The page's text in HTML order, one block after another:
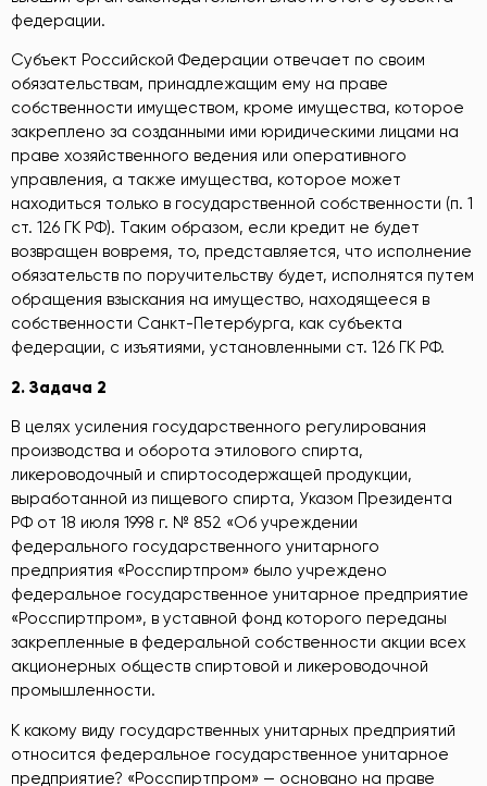
федерации.
Субъект Российской Федерации отвечает по своим
обязательствам, принадлежащим ему на праве
собственности имуществом, кроме имущества, которое
закреплено за созданными ими юридическими лицами на
праве хозяйственного ведения или оперативного
управления, а также имущества, которое может
находиться только в государственной собственности (п. 1
ст. 126 ГК РФ). Таким образом, если кредит не будет
возвращен вовремя, то, представляется, что исполнение
обязательств по поручительству будет, исполнятся путем
обращения взыскания на имущество, находящееся в
собственности Санкт-Петербурга, как субъекта
федерации, с изъятиями, установленными ст. 126 ГК РФ.
2. Задача 2
В целях усиления государственного регулирования
производства и оборота этилового спирта,
ликероводочный и спиртосодержащей продукции,
выработанной из пищевого спирта, Указом Президента
РФ от 18 июля 1998 г. № 852 «Об учреждении
федерального государственного унитарного
предприятия «Росспиртпром» было учреждено
федеральное государственное унитарное предприятие
«Росспиртпром», в уставной фонд которого переданы
закрепленные в федеральной собственности акции всех
акционерных обществ спиртовой и ликероводочной
промышленности.
К какому виду государственных унитарных предприятий
относится федеральное государственное унитарное
предприятие? «Росспиртпром» — основано на праве